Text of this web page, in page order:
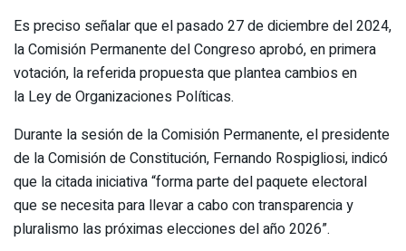
Es preciso señalar que el pasado 27 de diciembre del 2024,
la Comisión Permanente del Congreso aprobó, en primera
votación, la referida propuesta que plantea cambios en
la Ley de Organizaciones Políticas.
Durante la sesión de la Comisión Permanente, el presidente
de la Comisión de Constitución, Fernando Rospigliosi, indicó
que la citada iniciativa “forma parte del paquete electoral
que se necesita para llevar a cabo con transparencia y
pluralismo las próximas elecciones del año 2026”.